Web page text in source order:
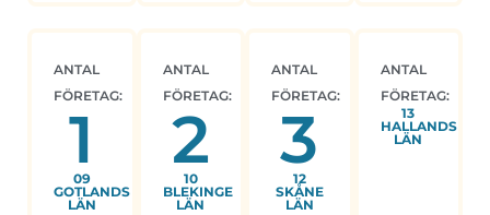
ANTAL
FÖRETAG:
1
09
GOTLANDS
LÄN
ANTAL
FÖRETAG:
2
10
BLEKINGE
LÄN
ANTAL
FÖRETAG:
3
12
SKÅNE
LÄN
ANTAL
FÖRETAG:
13
HALLANDS
LÄN